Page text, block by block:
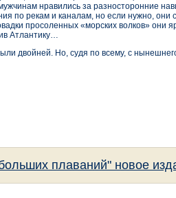
нравились за разносторонние
по рекам и каналам, но если нужно, они
просоленных «морских волков» они
Атлантику…
двойней. Но, судя по всему, с
плаваний" новое